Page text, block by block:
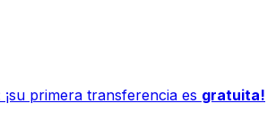
primera transferencia es gratuita!